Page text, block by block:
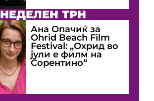
НЕДЕЛЕН ТРН
Ана Опачиќ за
Оhrid Beach Film
Festival: „Охрид во
јули е филм на
Сорентино“